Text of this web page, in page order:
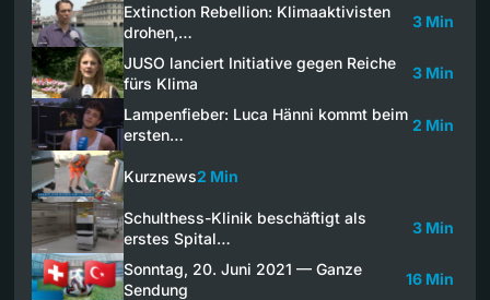
Extinction Rebellion: Klimaaktivisten
drohen,…
3 Min
JUSO lanciert Initiative gegen Reiche
fürs Klima
3 Min
Lampenfieber: Luca Hänni kommt beim
ersten…
2 Min
Kurznews2 Min
Schulthess-Klinik beschäftigt als
erstes Spital…
3 Min
Sonntag, 20. Juni 2021 — Ganze
Sendung
16 Min